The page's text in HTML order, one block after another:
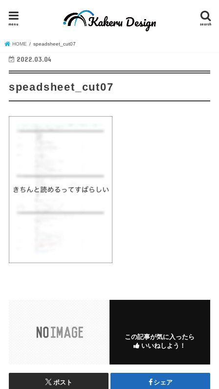
search
menu
HOME speadsheet_cut07
2022.03.04
speadsheet_cut07
この記事が気に入ったら
いいねしよう！
ポスト シェア